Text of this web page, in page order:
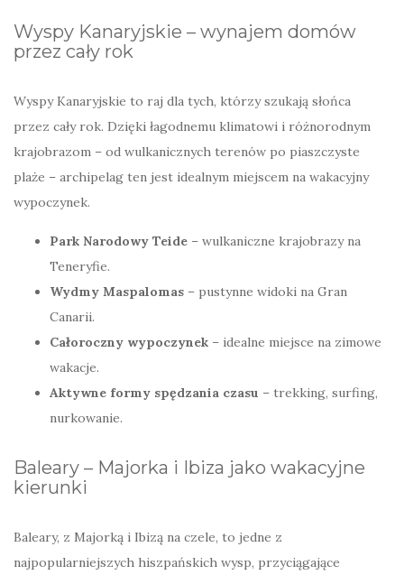
Wyspy Kanaryjskie – wynajem domów
przez cały rok
Wyspy Kanaryjskie to raj dla tych, którzy szukają słońca
przez cały rok. Dzięki łagodnemu klimatowi i różnorodnym
krajobrazom – od wulkanicznych terenów po piaszczyste
plaże – archipelag ten jest idealnym miejscem na wakacyjny
wypoczynek.
Park Narodowy Teide – wulkaniczne krajobrazy na
Teneryfie.
Wydmy Maspalomas – pustynne widoki na Gran
Canarii.
Całoroczny wypoczynek – idealne miejsce na zimowe
wakacje.
Aktywne formy spędzania czasu – trekking, surfing,
nurkowanie.
Baleary – Majorka i Ibiza jako wakacyjne
kierunki
Baleary, z Majorką i Ibizą na czele, to jedne z
najpopularniejszych hiszpańskich wysp, przyciągające